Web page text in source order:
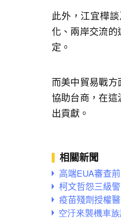
此外，江宜樺
化、兩岸交流的
定。
而美中貿易戰
協助台商，在這
出貢獻。
相關新聞
高端EUA審查
柯文哲怨三級
疫苗殘劑授權